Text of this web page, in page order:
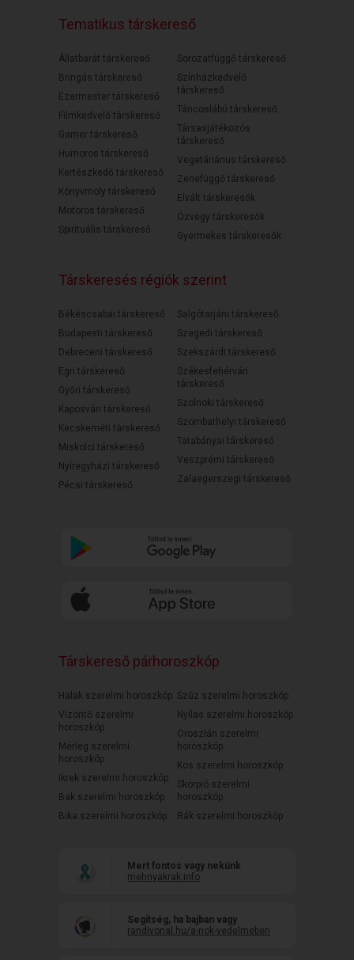
Tematikus társkereső
Állatbarát társkereső
Bringás társkereső
Ezermester társkereső
Filmkedvelő társkereső
Gamer társkereső
Humoros társkereső
Kertészkedő társkereső
Könyvmoly társkereső
Motoros társkereső
Spirituális társkereső
Sorozatfüggő társkereső
Színházkedvelő
társkereső
Táncoslábú társkereső
Társasjátékozós
társkereső
Vegetáriánus társkereső
Zenefüggő társkereső
Elvált társkeresők
Özvegy társkeresők
Gyermekes társkeresők
Társkeresés régiók szerint
Békéscsabai társkereső
Budapesti társkereső
Debreceni társkereső
Egri társkereső
Győri társkereső
Kaposvári társkereső
Kecskeméti társkereső
Miskolci társkereső
Nyíregyházi társkereső
Pécsi társkereső
Salgótarjáni társkereső
Szegedi társkereső
Szekszárdi társkereső
Székesfehérvári
társkereső
Szolnoki társkereső
Szombathelyi társkereső
Tatabányai társkereső
Veszprémi társkereső
Zalaegerszegi társkereső
Társkereső párhoroszkóp
Halak szerelmi horoszkóp
Vízöntő szerelmi
horoszkóp
Mérleg szerelmi
horoszkóp
Ikrek szerelmi horoszkóp
Bak szerelmi horoszkóp
Bika szerelmi horoszkóp
Szűz szerelmi horoszkóp
Nyilas szerelmi horoszkóp
Oroszlán szerelmi
horoszkóp
Kos szerelmi horoszkóp
Skorpió szerelmi
horoszkóp
Rák szerelmi horoszkóp
Mert fontos vagy nekünk
mehnyakrak.info
Segítség, ha bajban vagy
randivonal.hu/a-nok-vedelmeben